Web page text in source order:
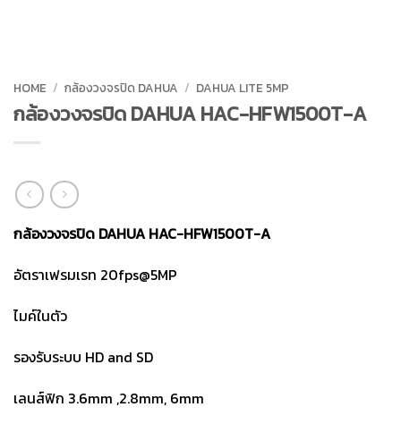
HOME / กล้องวงจรปิด DAHUA / DAHUA LITE 5MP
กล้องวงจรปิด DAHUA HAC-HFW1500T-A
กล้องวงจรปิด DAHUA HAC-HFW1500T-A
อัตราเฟรมเรท 20fps@5MP
ไมค์ในตัว
รองรับระบบ HD and SD
เลนส์ฟิก 3.6mm ,2.8mm, 6mm